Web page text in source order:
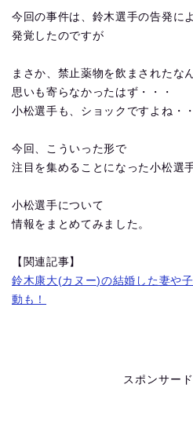
今回の事件は、鈴木選手の告発に
発覚したのですが
まさか、禁止薬物を飲まされたな
思いも寄らなかったはず・・・
小松選手も、ショックですよね・
今回、こういった形で
注目を集めることになった小松選手
小松選手について
情報をまとめてみました。
【関連記事】
鈴木康大(カヌー)の結婚した妻や
動も！
スポンサー